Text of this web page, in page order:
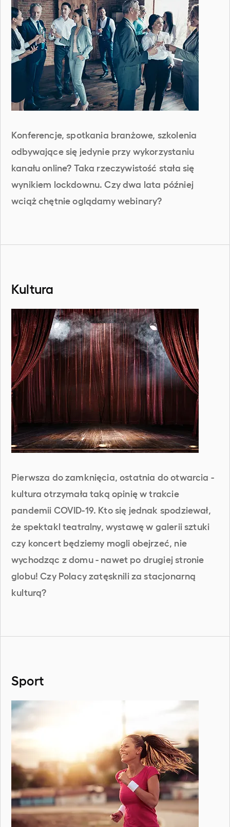
Konferencje, spotkania branżowe, szkolenia
odbywające się jedynie przy wykorzystaniu
kanału online? Taka rzeczywistość stała się
wynikiem lockdownu. Czy dwa lata później
wciąż chętnie oglądamy webinary?
Kultura
Pierwsza do zamknięcia, ostatnia do otwarcia -
kultura otrzymała taką opinię w trakcie
pandemii COVID-19. Kto się jednak spodziewał,
że spektakl teatralny, wystawę w galerii sztuki
czy koncert będziemy mogli obejrzeć, nie
wychodząc z domu - nawet po drugiej stronie
globu! Czy Polacy zatęsknili za stacjonarną
kulturą?
Sport